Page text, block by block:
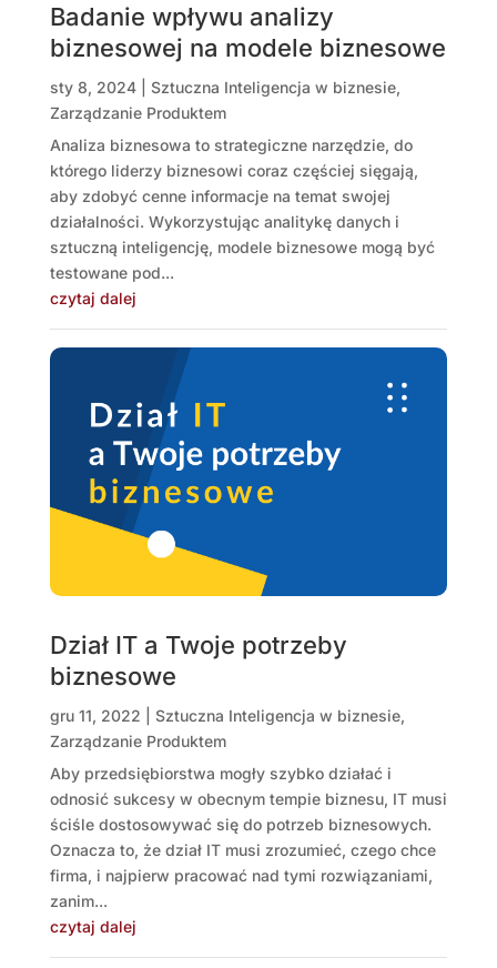
Badanie wpływu analizy
biznesowej na modele biznesowe
sty 8, 2024| Sztuczna Inteligencja w biznesie,
Zarządzanie Produktem
Analiza biznesowa to strategiczne narzędzie, do
którego liderzy biznesowi coraz częściej sięgają,
aby zdobyć cenne informacje na temat swojej
działalności. Wykorzystując analitykę danych i
sztuczną inteligencję, modele biznesowe mogą być
testowane pod...
czytaj dalej
Dział IT a Twoje potrzeby
biznesowe
gru 11, 2022 Sztuczna Inteligencja w biznesie,
Zarządzanie Produktem
Aby przedsiębiorstwa mogły szybko działać i
odnosić sukcesy w obecnym tempie biznesu, IT musi
ściśle dostosowywać się do potrzeb biznesowych.
Oznacza to, że dział IT musi zrozumieć, czego chce
firma, i najpierw pracować nad tymi rozwiązaniami,
zanim...
czytaj dalej